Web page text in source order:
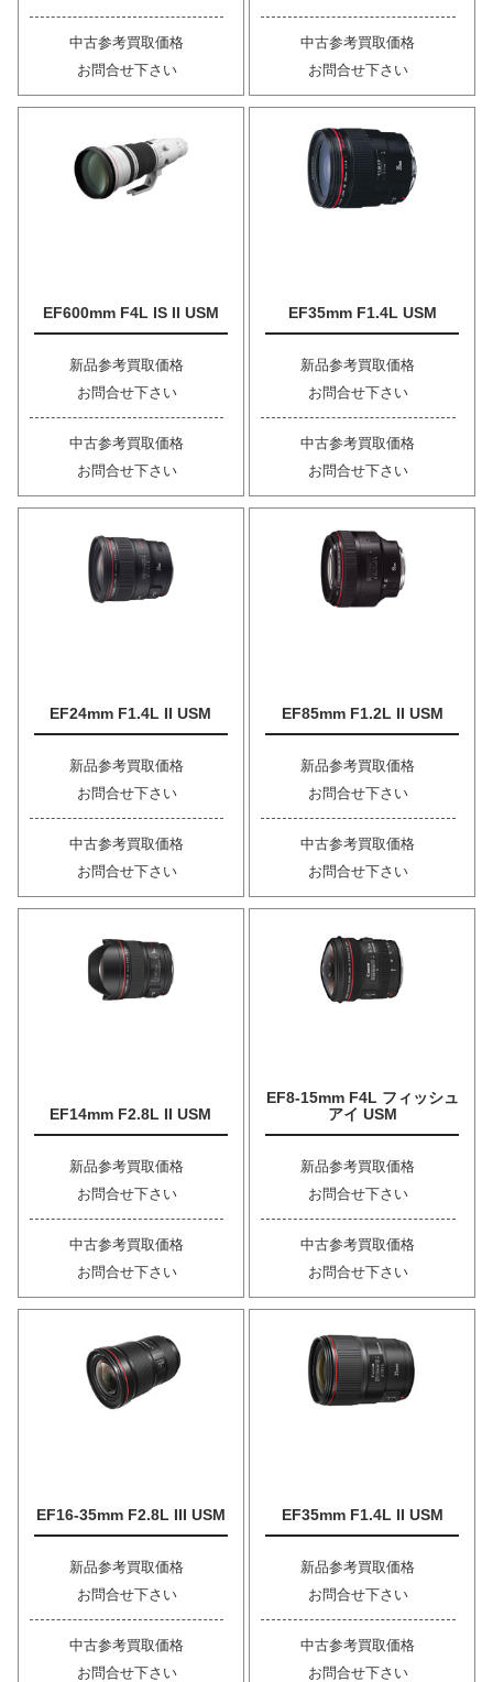
中古参考買取価格
お問合せ下さい
中古参考買取価格
お問合せ下さい
EF600mm F4L IS II USM
新品参考買取価格
お問合せ下さい
中古参考買取価格
お問合せ下さい
EF35mm F1.4L USM
新品参考買取価格
お問合せ下さい
中古参考買取価格
お問合せ下さい
EF24mm F1.4L II USM
新品参考買取価格
お問合せ下さい
中古参考買取価格
お問合せ下さい
EF85mm F1.2L II USM
新品参考買取価格
お問合せ下さい
中古参考買取価格
お問合せ下さい
EF14mm F2.8L II USM
新品参考買取価格
お問合せ下さい
中古参考買取価格
お問合せ下さい
EF8-15mm F4L フィッシュ
アイ USM
新品参考買取価格
お問合せ下さい
中古参考買取価格
お問合せ下さい
EF16-35mm F2.8L III USM
新品参考買取価格
お問合せ下さい
中古参考買取価格
お問合せ下さい
EF35mm F1.4L II USM
新品参考買取価格
お問合せ下さい
中古参考買取価格
お問合せ下さい